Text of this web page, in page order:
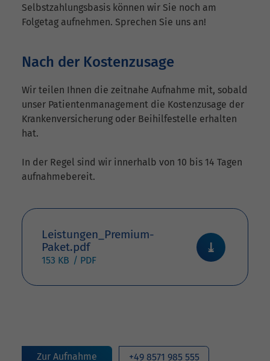
Selbstzahlungsbasis können wir Sie noch am
Folgetag aufnehmen. Sprechen Sie uns an!
Nach der Kostenzusage
Wir teilen Ihnen die zeitnahe Aufnahme mit, sobald
unser Patientenmanagement die Kostenzusage der
Krankenversicherung oder Beihilfestelle erhalten
hat.
In der Regel sind wir innerhalb von 10 bis 14 Tagen
aufnahmebereit.
Leistungen_Premium-
Paket.pdf
153 KB
Zur Aufnahme +49 8571 985 555